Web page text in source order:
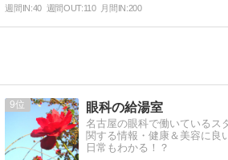
週間IN:40 週間OUT:110 月間IN:200
9 眼科の給湯室
名古屋の眼科で働いているス
関する情報・健康＆美容に良
日常もわかる！？